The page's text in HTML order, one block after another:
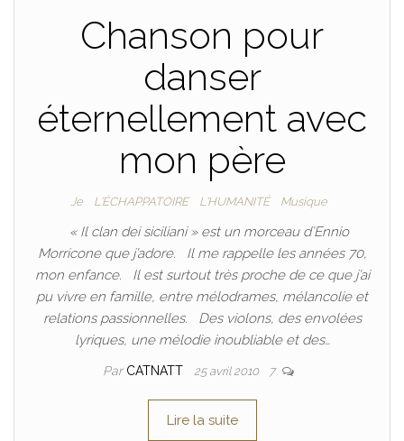
Chanson pour
danser
éternellement avec
mon père
Je L'ÉCHAPPATOIRE L'HUMANITÉ Musique
« Il clan dei siciliani » est un morceau d’Ennio
Morricone que j’adore. Il me rappelle les années 70,
mon enfance. Il est surtout très proche de ce que j’ai
pu vivre en famille, entre mélodrames, mélancolie et
relations passionnelles. Des violons, des envolées
lyriques, une mélodie inoubliable et des…
Par CATNATT 25 avril 2010 7
Lire la suite